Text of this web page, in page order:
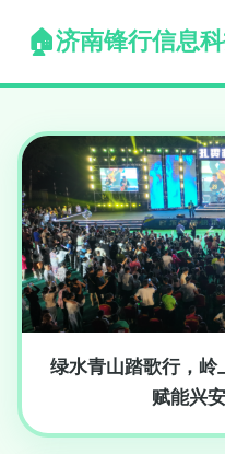
济南锋行信息
绿水青山踏歌行，
赋能兴